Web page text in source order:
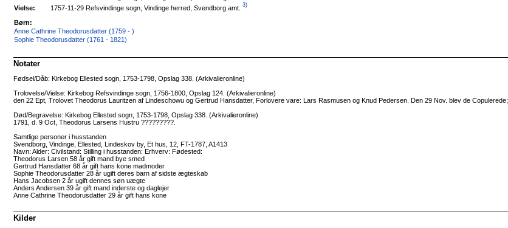
Vielse: 1757-11-29 Refsvindinge sogn, Vindinge herred, Svendborg amt. 3)
Børn:
Anne Cathrine Theodorusdatter (1759 - )
Sophie Theodorusdatter (1761 - 1821)
Notater
Fødsel/Dåb: Kirkebog Ellested sogn, 1753-1798, Opslag 338. (Arkivalieronline)
Trolovelse/Vielse: Kirkebog Refsvindinge sogn, 1756-1800, Opslag 124. (Arkivalieronline)
den 22 Ept, Trolovet Theodorus Lauritzen af Lindeschowu og Gertrud Hansdatter, Forlovere vare: Lars Rasmusen og Knud Pedersen. Den 29 Nov. blev de Copulerede;
Død/Begravelse: Kirkebog Ellested sogn, 1753-1798, Opslag 338. (Arkivalieronline)
1791, d. 9 Oct, Theodorus Larsens Hustru ?????????.
Samtlige personer i husstanden
Svendborg, Vindinge, Ellested, Lindeskov by, Et hus, 12, FT-1787, A1413
Navn: Alder: Civilstand: Stilling i husstanden: Erhverv: Fødested:
Theodorus Larsen 58 år gift mand bye smed
Gertrud Hansdatter 68 år gift hans kone madmoder
Sophie Theodorusdatter 28 år ugift deres barn af sidste ægteskab
Hans Jacobsen 2 år ugift dennes søn uægte
Anders Andersen 39 år gift mand inderste og daglejer
Anne Cathrine Theodorusdatter 29 år gift hans kone
Kilder